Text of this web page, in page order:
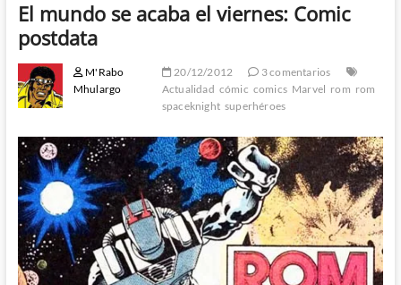
El mundo se acaba el viernes: Comic
postdata
M'Rabo
Mhulargo
20/12/2012
3 comentarios
Actualidad cómic comics Marvel rom rom
spaceknight superhéroes